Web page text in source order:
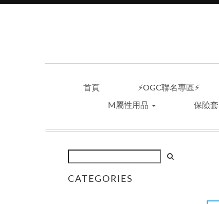
首頁 ⚡OGC聯名專區⚡
M屬性用品 保險套
CATEGORIES